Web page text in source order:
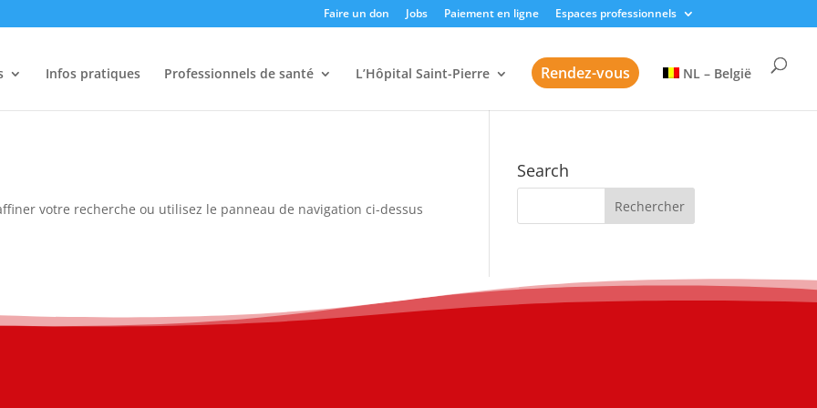
Faire un don Jobs Paiement en ligne Espaces professionnels
Infos pratiques Professionnels de santé L’Hôpital Saint-Pierre Rendez-vous NL – België
votre recherche ou utilisez le panneau de navigation ci-dessus
Search